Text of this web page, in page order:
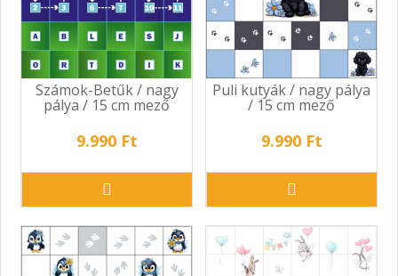
Számok-Betűk / nagy
pálya / 15 cm mező
9.990 Ft
Puli kutyák / nagy pálya
/ 15 cm mező
9.990 Ft